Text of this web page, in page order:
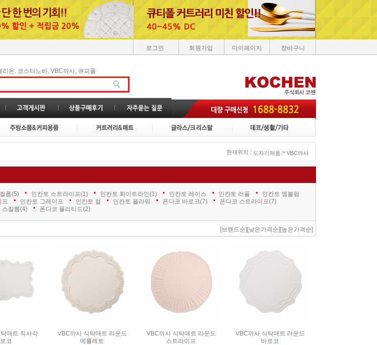
로그인 회원가입 마이페이지 장바구니
리온, 코스타노바, VBC까사, 큐피폴
현재위치 : 도자기제품 > VBC까사
롭(5) 인칸토 스트라이프(1) 인칸토 화이트라인(1) 인칸토 레이스 인칸토 러플
인칸토 엠블럼
프 인칸토 그레이프 인칸토 컬 인칸토 플라워 폰다코 바로크(7) 폰다코 스트라이프(7)
스칼롭(4) 폰다코 플리티드(2)
[브랜드순] [낮은가격순] [높은가격순]
매트 직사각
코
VBC까사 식탁매트 라운드
메를레토
VBC까사 식탁매트 라운드
스트라이프
VBC까사 식탁매트 라운드
바로코